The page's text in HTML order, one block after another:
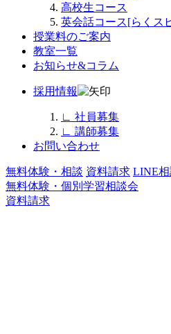
高校生コース
英会話コース[らくス
授業料のご案内
教室一覧
お知らせ&コラム
採用情報
∟ 社員募集
∟ 講師募集
お問い合わせ
無料体験・相談 資料請求 LINE相
無料体験・個別学習相談会
資料請求